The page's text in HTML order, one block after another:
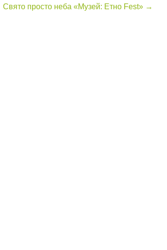
Свято просто неба «Музей: Етно Fest» →